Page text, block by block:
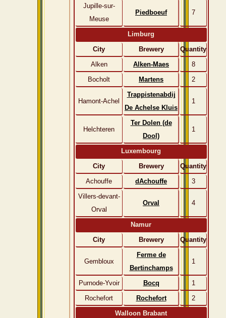
Jupille-sur-
Meuse
Piedboeuf 7
Limburg
City
Brewery
Quantity
Alken
Alken-Maes
8
Bocholt
Martens 2
Hamont-Achel
Trappistenabdij
De Achelse Kluis
1
Helchteren
Ter Dolen (de
Dool)
1
Luxembourg
City
Brewery
Quantity
Achouffe
dAchouffe
3
Villers-devant-
Orval
Orval 4
Namur
City
Brewery Quantity
Gembloux
Ferme de
Bertinchamps
1
Purnode-Yvoir Bocq
1
Rochefort
Rochefort
2
Walloon Brabant